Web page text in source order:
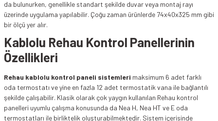
da bulunurken, genellikle standart şekilde duvar veya montaj rayı
üzerinde uygulama yapılabilir. Çoğu zaman ürünlerde 74x40x325 mm gibi
bir ölçü yer alır.
Kablolu Rehau Kontrol Panellerinin
Özellikleri
Rehau kablolu kontrol paneli sistemleri maksimum 6 adet farklı
oda termostatı ve yine en fazla 12 adet termostatik vana ile bağlantılı
şekilde çalışabilir. Klasik olarak çok yaygın kullanılan Rehau kontrol
panelleri uyumlu çalışma konusunda da Nea H, Nea HT ve E oda
termostatları ile birliktelik oluşturabilmektedir. Sistem içerisinde